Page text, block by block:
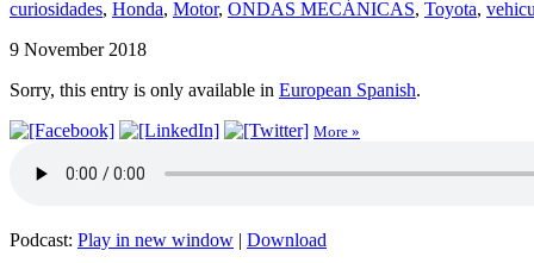
curiosidades, Honda, Motor, ONDAS MECÁNICAS, Toyota,
9 November 2018
Sorry, this entry is only available in European Spanish.
More »
Podcast: Play in new window | Download